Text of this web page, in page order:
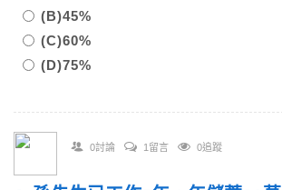
(B)45%
(C)60%
(D)75%
0討論 1留言 0追蹤